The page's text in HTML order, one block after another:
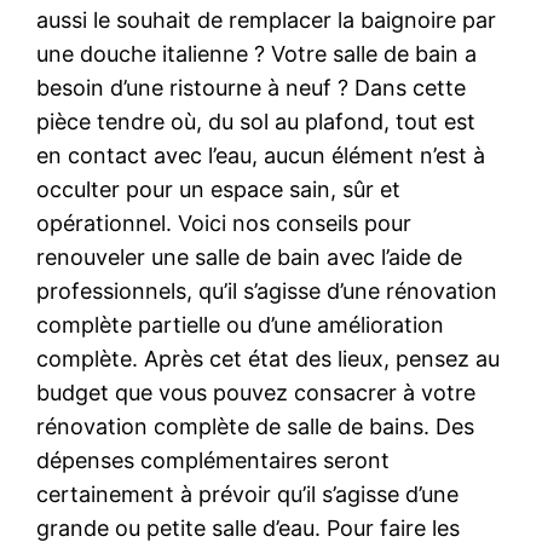
aussi le souhait de remplacer la baignoire par
une douche italienne ? Votre salle de bain a
besoin d’une ristourne à neuf ? Dans cette
pièce tendre où, du sol au plafond, tout est
en contact avec l’eau, aucun élément n’est à
occulter pour un espace sain, sûr et
opérationnel. Voici nos conseils pour
renouveler une salle de bain avec l’aide de
professionnels, qu’il s’agisse d’une rénovation
complète partielle ou d’une amélioration
complète. Après cet état des lieux, pensez au
budget que vous pouvez consacrer à votre
rénovation complète de salle de bains. Des
dépenses complémentaires seront
certainement à prévoir qu’il s’agisse d’une
grande ou petite salle d’eau. Pour faire les